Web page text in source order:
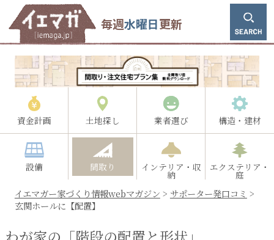
毎週水曜日更新
資金計画 土地探し 業者選び 構造・建材
設備 間取り インテリア・収
納
エクステリア・
庭
イエマガー家づくり情報webマガジン > サポーター発口コミ >
玄関ホールに【配置】